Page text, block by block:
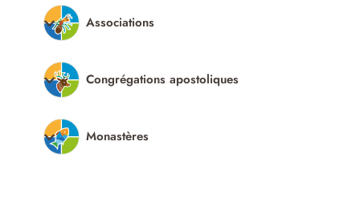
Associations
Congrégations apostoliques
Monastères